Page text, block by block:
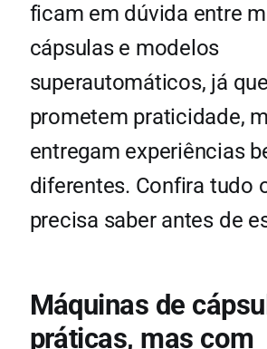
ficam em dúvida entre
cápsulas e modelos
superautomáticos, já
prometem praticidade,
entregam experiências
diferentes. Confira tudo
precisa saber antes de
Máquinas de
práticas, mas com